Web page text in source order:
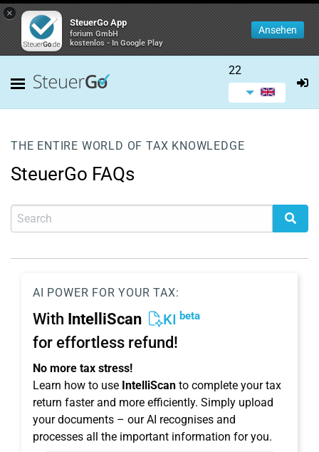
×
SteuerGo App
forium GmbH
kostenlos - In Google Play
Ansehen
22
THE ENTIRE WORLD OF TAX KNOWLEDGE
SteuerGo FAQs
AI POWER FOR YOUR TAX:
With IntelliScan KI beta
for effortless refund!
No more tax stress!
Learn how to use IntelliScan to complete your tax
return faster and more efficiently. Simply upload
your documents – our AI recognises and
processes all the important information for you.